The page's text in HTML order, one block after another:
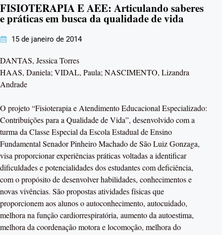
FISIOTERAPIA E AEE: Articulando saberes
e práticas em busca da qualidade de vida
15 de janeiro de 2014
DANTAS, Jessica Torres
HAAS, Daniela; VIDAL, Paula; NASCIMENTO, Lizandra
Andrade
O projeto “Fisioterapia e Atendimento Educacional Especializado:
Contribuições para a Qualidade de Vida”, desenvolvido com a
turma da Classe Especial da Escola Estadual de Ensino
Fundamental Senador Pinheiro Machado de São Luiz Gonzaga,
visa proporcionar experiências práticas voltadas a identificar
dificuldades e potencialidades dos estudantes com deficiência,
com o propósito de desenvolver habilidades, conhecimentos e
novas vivências. São propostas atividades físicas que
proporcionem aos alunos o autoconhecimento, autocuidado,
melhora na função cardiorrespiratória, aumento da autoestima,
melhora da coordenação motora e locomoção, melhora do